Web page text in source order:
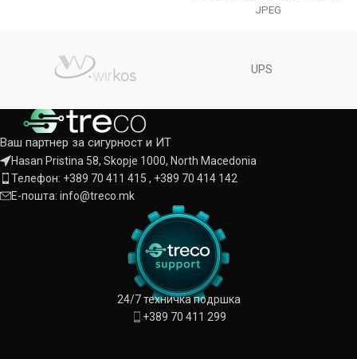
JPEG
микрофон ·Поддршка за
картичка,
UPS
Ваш партнер за сигурност и ИТ
Hasan Pristina 58, Skopje 1000, North Macedonia
Телефон: +389 70 411 415 , +389 70 414 142
Е-пошта: info@treco.mk
24/7 техничка подршка
+389 70 411 299